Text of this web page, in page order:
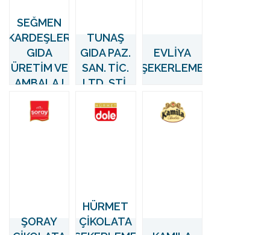
SEĞMEN
KARDEŞLER
GIDA
ÜRETİM VE
AMBALAJ
SANAYİ A.Ş.
TUNAŞ
GIDA PAZ.
SAN. TİC.
LTD. ŞTİ.
EVLİYA
ŞEKERLEME
ŞORAY
HÜRMET
ÇİKOLATA